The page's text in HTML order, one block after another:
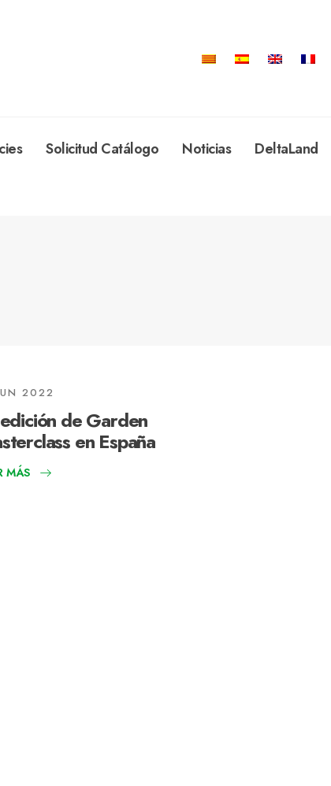
Solicitud Catálogo Noticias DeltaLand
2022
de Garden
en España
MÁS